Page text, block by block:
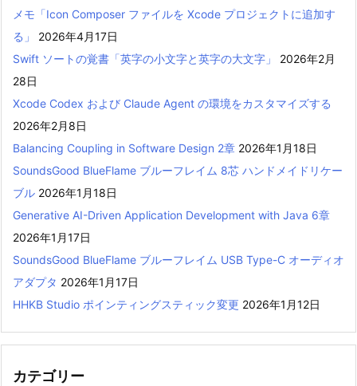
メモ「Icon Composer ファイルを Xcode プロジェクトに追加す
る」
2026年4月17日
Swift ソートの覚書「英字の小文字と英字の大文字」
2026年2月
28日
Xcode Codex および Claude Agent の環境をカスタマイズする
2026年2月8日
Balancing Coupling in Software Design 2章 2026年1月18日
SoundsGood BlueFlame ブルーフレイム 8芯 ハンドメイドリケー
ブル 2026年1月18日
Generative AI-Driven Application Development with Java 6章
2026年1月17日
SoundsGood BlueFlame ブルーフレイム USB Type-C オーディオ
アダプタ 2026年1月17日
HHKB Studio ポインティングスティック変更 2026年1月12日
カテゴリー